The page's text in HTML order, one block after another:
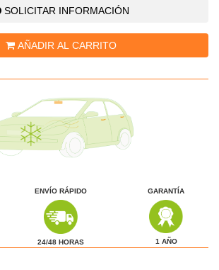
SOLICITAR INFORMACIÓN
AÑADIR AL CARRITO
ENVÍO RÁPIDO
24/48 HORAS
GARANTÍA
1 AÑO